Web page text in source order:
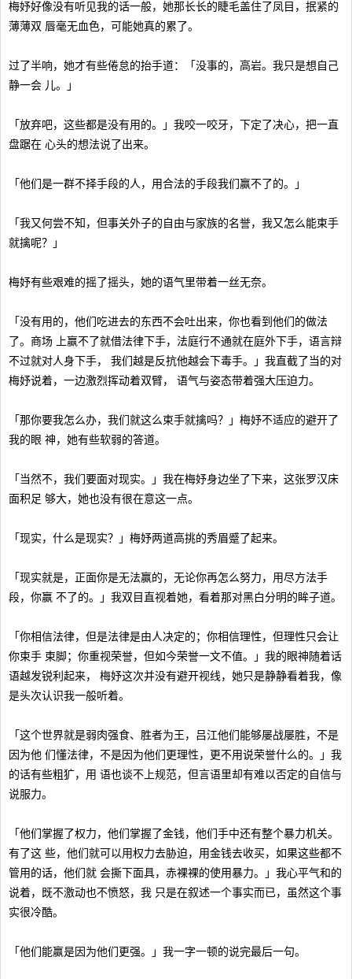
梅妤好像没有听见我的话一般，她那长长的睫毛盖住了凤目，抿紧的
薄薄双 唇毫无血色，可能她真的累了。
过了半响，她才有些倦怠的抬手道：「没事的，高岩。我只是想自己
静一会 儿。」
「放弃吧，这些都是没有用的。」我咬一咬牙，下定了决心，把一直
盘踞在 心头的想法说了出来。
「他们是一群不择手段的人，用合法的手段我们赢不了的。」
「我又何尝不知，但事关外子的自由与家族的名誉，我又怎么能束手
就擒呢？」
梅妤有些艰难的摇了摇头，她的语气里带着一丝无奈。
「没有用的，他们吃进去的东西不会吐出来，你也看到他们的做法
了。商场 上赢不了就借法律下手，法庭行不通就在庭外下手，语言辩
不过就对人身下手， 我们越是反抗他越会下毒手。」我直截了当的对
梅妤说着，一边激烈挥动着双臂， 语气与姿态带着强大压迫力。
「那你要我怎么办，我们就这么束手就擒吗？」梅妤不适应的避开了
我的眼 神，她有些软弱的答道。
「当然不，我们要面对现实。」我在梅妤身边坐了下来，这张罗汉床
面积足 够大，她也没有很在意这一点。
「现实，什么是现实？」梅妤两道高挑的秀眉蹙了起来。
「现实就是，正面你是无法赢的，无论你再怎么努力，用尽方法手
段，你赢 不了的。」我双目直视着她，看着那对黑白分明的眸子道。
「你相信法律，但是法律是由人决定的；你相信理性，但理性只会让
你束手 束脚；你重视荣誉，但如今荣誉一文不值。」我的眼神随着话
语越发锐利起来， 梅妤这次并没有避开视线，她只是静静看着我，像
是头次认识我一般听着。
「这个世界就是弱肉强食、胜者为王，吕江他们能够屡战屡胜，不是
因为他 们懂法律，不是因为他们更理性，更不用说荣誉什么的。」我
的话有些粗犷，用 语也谈不上规范，但言语里却有难以否定的自信与
说服力。
「他们掌握了权力，他们掌握了金钱，他们手中还有整个暴力机关。
有了这 些，他们就可以用权力去胁迫，用金钱去收买，如果这些都不
管用的话，他们就 会撕下面具，赤裸裸的使用暴力。」我心平气和的
说着，既不激动也不愤怒，我 只是在叙述一个事实而已，虽然这个事
实很冷酷。
「他们能赢是因为他们更强。」我一字一顿的说完最后一句。